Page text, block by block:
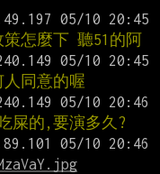
怎麼下 聽51的阿
同意的喔
屎的,要演多久?